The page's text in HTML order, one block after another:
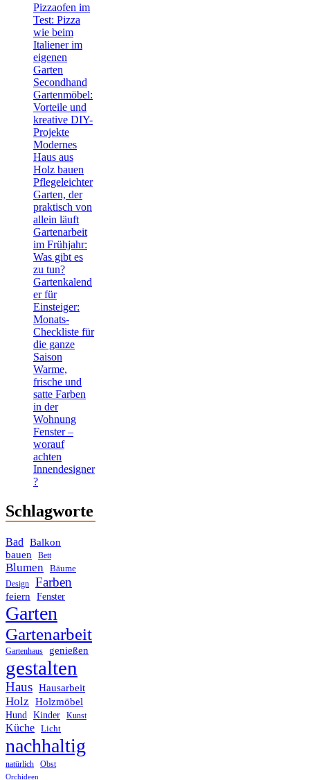
Pizzaofen im
Test: Pizza
wie beim
Italiener im
eigenen
Garten
Secondhand
Gartenmöbel:
Vorteile und
kreative DIY-
Projekte
Modernes
Haus aus
Holz bauen
Pflegeleichter
Garten, der
praktisch von
allein läuft
Gartenarbeit
im Frühjahr:
Was gibt es
zu tun?
Gartenkalend
er für
Einsteiger:
Monats-
Checkliste für
die ganze
Saison
Warme,
frische und
satte Farben
in der
Wohnung
Fenster –
worauf
achten
Innendesigner
?
Schlagworte
Bad
Balkon
bauen
Bett
Blumen Bäume
Design Farben
feiern Fenster
Garten
Gartenarbeit
Gartenhaus genießen
gestalten
Haus Hausarbeit
Holz Holzmöbel
Hund Kinder Kunst
Küche Licht
nachhaltig
natürlich Obst
Orchideen